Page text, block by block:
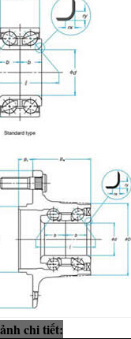
chi tiết: